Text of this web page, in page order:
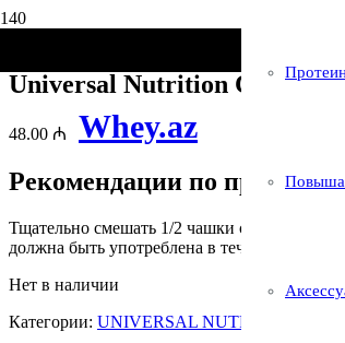
Whey.az
Universal Nutrition Carbo
48.00 ₼
Рекомендации по
Тщательно смешать 1/2 чашки с 240 мл
должна быть употреблена в течение 2 часов
Нет в наличии
Категории: UNIVERSAL NUTRITION